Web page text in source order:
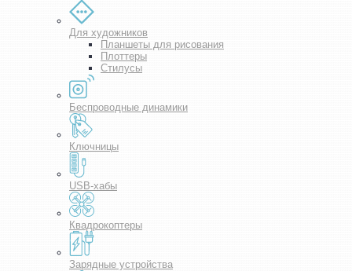
Для художников
Планшеты для рисования
Плоттеры
Стилусы
Беспроводные динамики
Ключницы
USB-хабы
Квадрокоптеры
Зарядные устройства